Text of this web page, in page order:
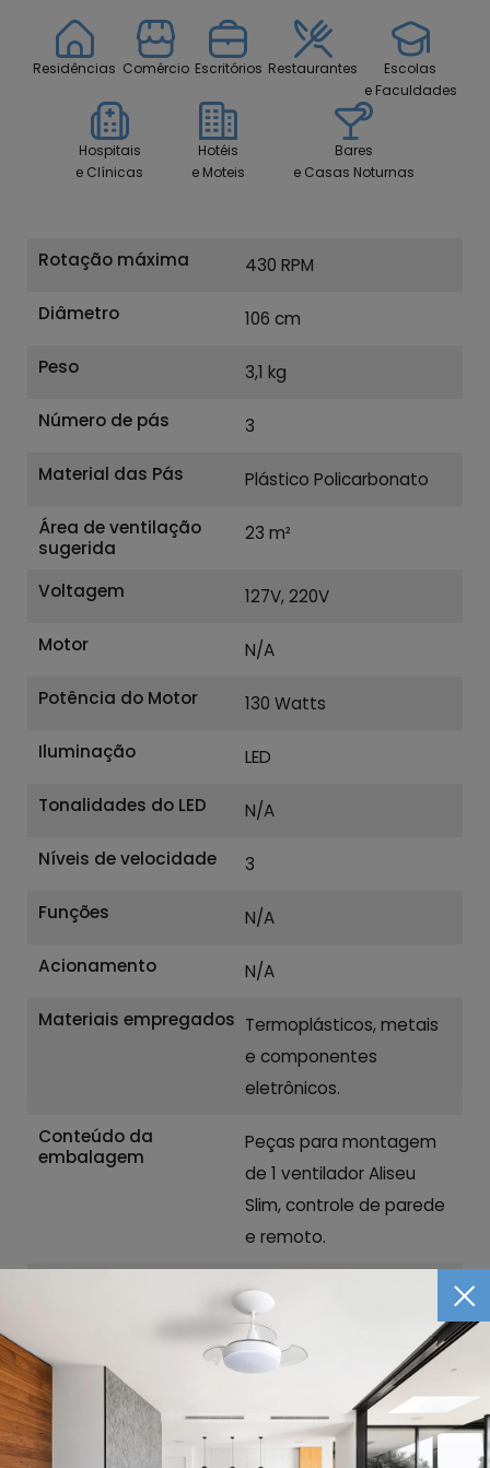
Residências Comércio Escritórios Restaurantes
Escolas
e Faculdades
Hospitais
e Clínicas
Hotéis
e Moteis
Bares
e Casas Noturnas
Rotação máxima 430 RPM
Diâmetro 106 cm
Peso 3,1 kg
Número de pás 3
Material das Pás Plástico Policarbonato
Área de ventilação
sugerida
23 m²
Voltagem 127V, 220V
Motor N/A
Potência do Motor 130 Watts
Iluminação LED
Tonalidades do LED N/A
Níveis de velocidade 3
Funções N/A
Acionamento N/A
Materiais empregados Termoplásticos, metais
e componentes
eletrônicos.
Conteúdo da
embalagem
Peças para montagem
de 1 ventilador Aliseu
Slim, controle de parede
e remoto.
24 meses
Arquivo AutoCAD
Manual técnico